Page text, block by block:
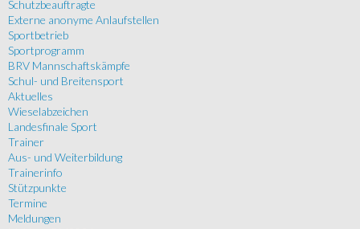
Schutzbeauftragte
Externe anonyme Anlaufstellen
Sportbetrieb
Sportprogramm
BRV Mannschaftskämpfe
Schul- und Breitensport
Aktuelles
Wieselabzeichen
Landesfinale Sport
Trainer
Aus- und Weiterbildung
Trainerinfo
Stützpunkte
Termine
Meldungen